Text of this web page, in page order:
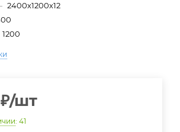
2400х1200х12
1200
₽/шт
: 41